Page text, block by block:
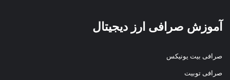
آموزش صرافی ارز دیجیتال
صرافی بیت یونیکس
صرافی توبیت